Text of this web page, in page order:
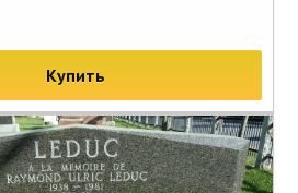
Купить